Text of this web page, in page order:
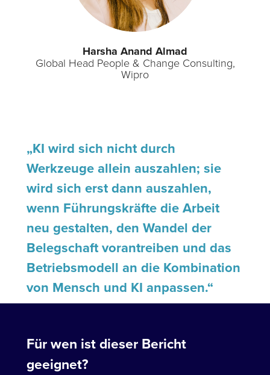
Harsha Anand Almad
Global Head People & Change Consulting,
Wipro
„KI wird sich nicht durch
Werkzeuge allein auszahlen; sie
wird sich erst dann auszahlen,
wenn Führungskräfte die Arbeit
neu gestalten, den Wandel der
Belegschaft vorantreiben und das
Betriebsmodell an die Kombination
von Mensch und KI anpassen.“
Für wen ist dieser Bericht
geeignet?